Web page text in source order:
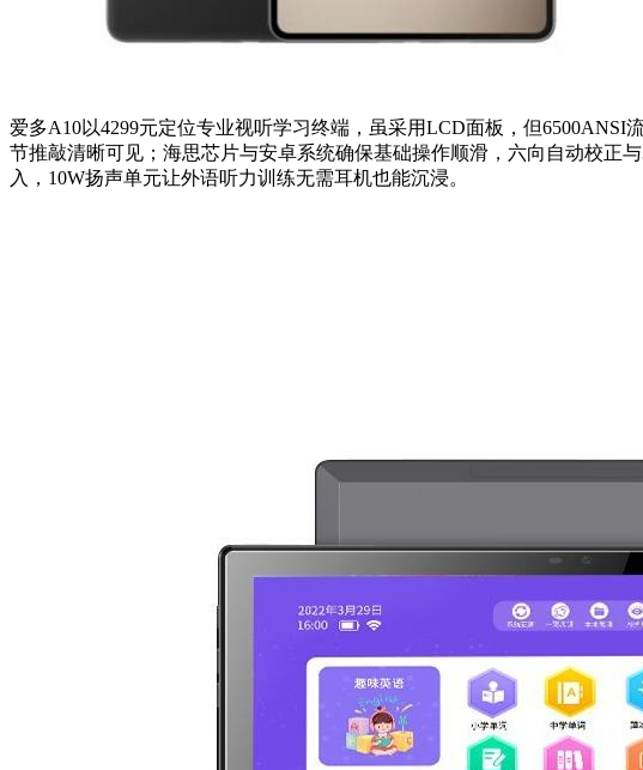
爱多A10以4299元定位专业视听学习终端，虽采用LCD面板，但
节推敲清晰可见；海思芯片与安卓系统确保基础操作顺滑，六向自动校正
入，10W扬声单元让外语听力训练无需耳机也能沉浸。